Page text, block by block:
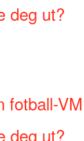
deg ut?
fotball-
deg ut?